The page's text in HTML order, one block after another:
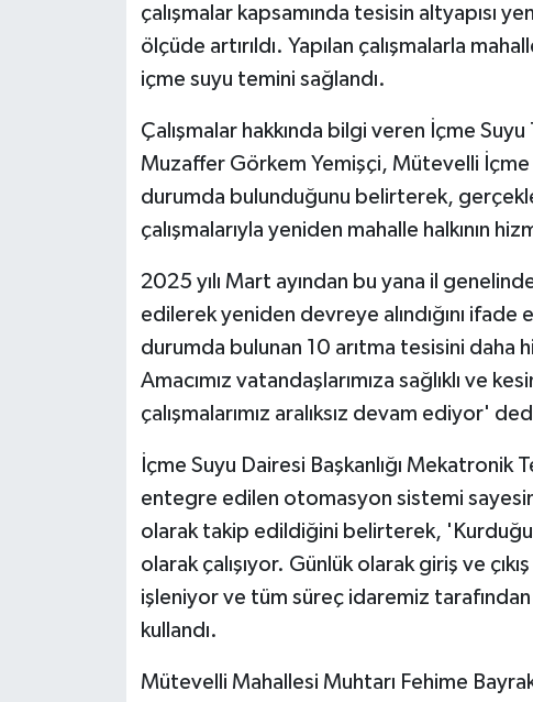
çalışmalar kapsamında tesisin altyapısı
ölçüde artırıldı. Yapılan çalışmalarla
içme suyu temini sağlandı.
Çalışmalar hakkında bilgi veren İçme
Muzaffer Görkem Yemişçi, Mütevelli İçme
durumda bulunduğunu belirterek,
çalışmalarıyla yeniden mahalle halkının
2025 yılı Mart ayından bu yana il
edilerek yeniden devreye alındığını ifade
durumda bulunan 10 arıtma tesisini daha
Amacımız vatandaşlarımıza sağlıklı ve
çalışmalarımız aralıksız devam ediyor'
İçme Suyu Dairesi Başkanlığı Mekatronik
entegre edilen otomasyon sistemi
olarak takip edildiğini belirterek,
olarak çalışıyor. Günlük olarak giriş ve
işleniyor ve tüm süreç idaremiz
kullandı.
Mütevelli Mahallesi Muhtarı Fehime